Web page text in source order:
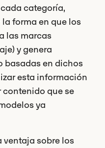
categoría,
forma en que los
las marcas
y genera
basadas en dichos
esta información
que se
ya
ventaja sobre los